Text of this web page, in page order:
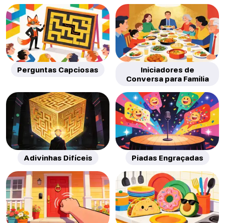
Perguntas Capciosas
Iniciadores de
Conversa para Família
Adivinhas Difíceis Piadas Engraçadas